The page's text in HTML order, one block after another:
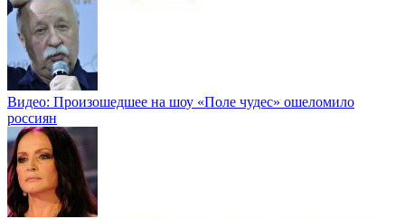
Видео: Произошедшее на шоу «Поле чудес» ошеломило
россиян